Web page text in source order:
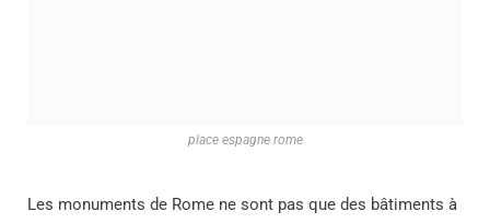
place espagne rome
Les monuments de Rome ne sont pas que des bâtiments à